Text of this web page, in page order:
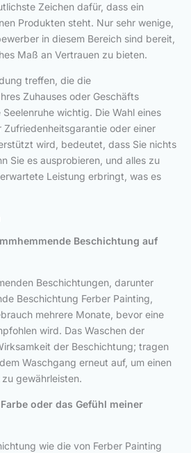
Zeichen dafür, dass ein
Produkten steht. Nur sehr wenige,
in diesem Bereich sind bereit,
Maß an Vertrauen zu bieten.
treffen, die die
Zuhauses oder Geschäfts
wichtig. Die Wahl eines
Zufriedenheitsgarantie oder einer
wird, bedeutet, dass Sie nichts
Sie es ausprobieren, und alles zu
Leistung erbringt, was es
Beschichtung auf
Beschichtungen, darunter
Beschichtung Ferber Painting,
mehrere Monate, bevor eine
wird. Das Waschen der
der Beschichtung; tragen
Waschgang erneut auf, um einen
gewährleisten.
oder das Gefühl meiner
wie die von Ferber Painting